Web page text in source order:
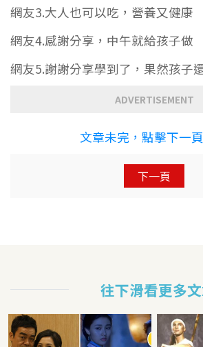
網友3.大人也可以吃，營養又健康
網友4.感謝分享，中午就給孩子做
網友5.謝謝分享學到了，果然孩子
ADVERTISEMENT
文章未完，點擊下一
下一頁
往下滑看更多